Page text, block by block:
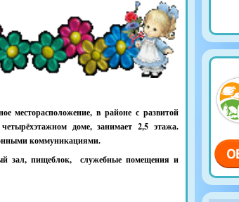
месторасположение, в районе с развитой
доме, занимает 2,5 этажа.
коммуникациями.
зал, пищеблок, служебные помещения и